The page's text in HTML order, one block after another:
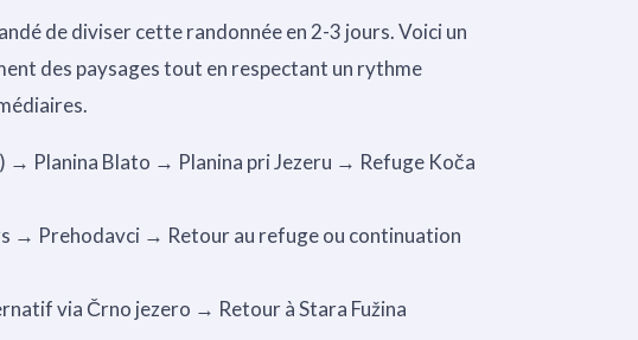
de diviser cette randonnée en 2-3 jours. Voici un
des paysages tout en respectant un rythme
→ Planina Blato → Planina pri Jezeru → Refuge Koča
→ Prehodavci → Retour au refuge ou continuation
via Črno jezero → Retour à Stara Fužina